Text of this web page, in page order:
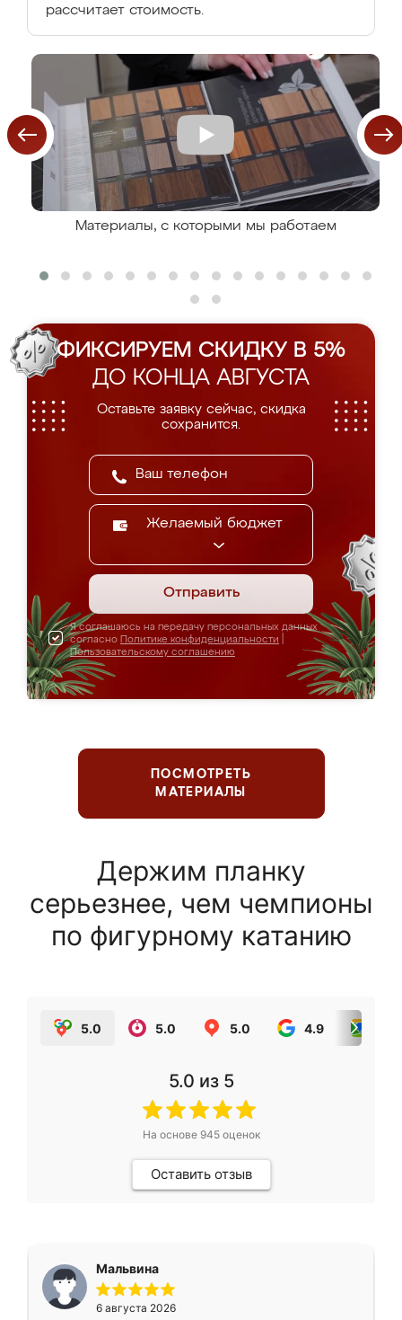
рассчитает стоимость.
Материалы, с которыми мы работаем
ФИКСИРУЕМ СКИДКУ В 5%
ДО КОНЦА АВГУСТА
Оставьте заявку сейчас, скидка
сохранится.
Желаемый бюджет
Отправить
Я соглашаюсь на передачу персональных данных
согласно Политике конфиденциальности
Пользовательскому соглашению
ПОСМОТРЕТЬ
МАТЕРИАЛЫ
Держим планку
серьезнее, чем чемпионы
по фигурному катанию
5.0 5.0 5.0 4.9
5.0 из 5
На основе 945оценок
Оставить отзыв
Мальвина
6 августа 2026